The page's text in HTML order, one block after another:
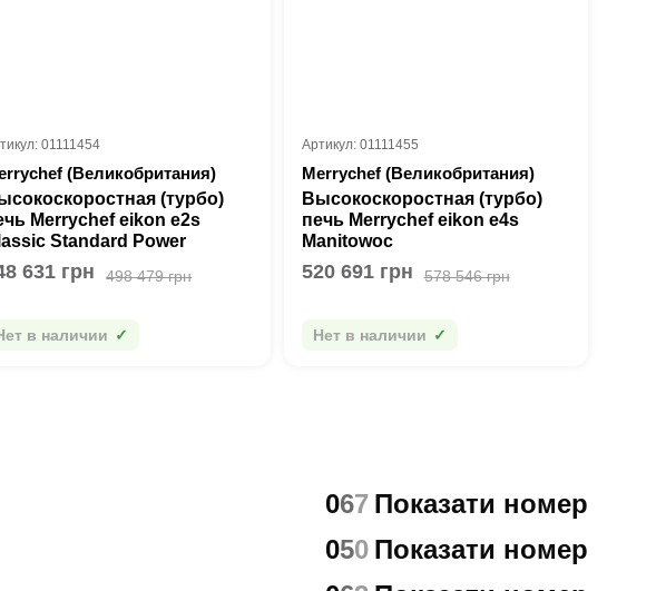
01111454
(Великобритания)
(турбо)
Merrychef eikon e2s
Standard Power
498 479 грн
631 грн
в наличии
Артикул: 01111455
Merrychef (Великобритания)
Высокоскоростная (турбо)
печь Merrychef eikon e4s
Manitowoc
578 546 грн
520 691 грн
Нет в наличии
067 Показати номер
050 Показати номер